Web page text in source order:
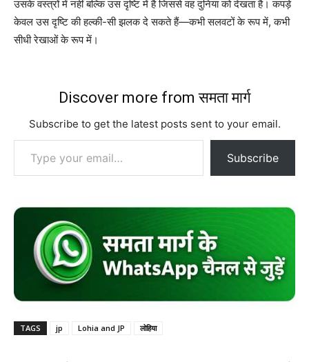
उसके वस्त्रों में नहीं बल्कि उस दृष्टि में है जिससे वह दुनिया को देखता है। कपड़े
केवल उस दृष्टि की हल्की-सी झलक दे सकते हैं—कभी सलवटों के रूप में, कभी
सीधी रेखाओं के रूप में।
Discover more from समता मार्ग
Subscribe to get the latest posts sent to your email.
Type your email…
Subscribe
TAGS jp Lohia and JP लोहिया